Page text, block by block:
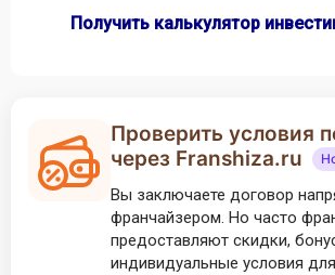
Получить калькулятор
Проверить условия
через Franshiza.ru
Вы заключаете договор
франчайзером. Но часто
предоставляют скидки,
индивидуальные условия